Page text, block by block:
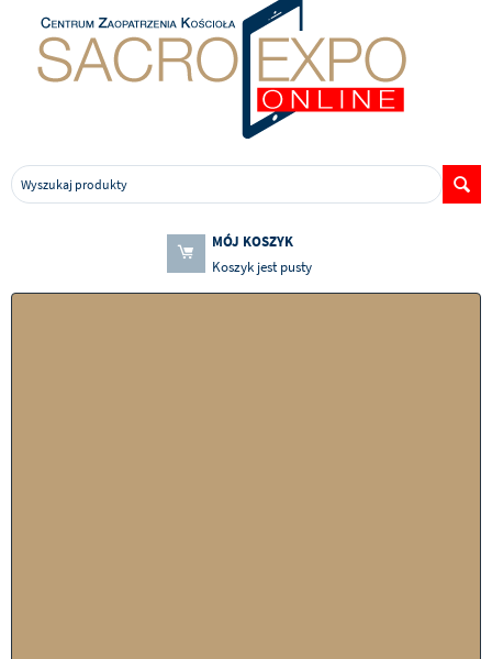
MÓJ KOSZYK
Koszyk jest pusty